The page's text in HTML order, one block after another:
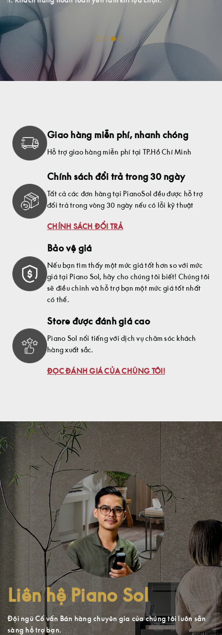
Giao hàng miễn phí, nhanh chóng
Hỗ trợ giao hàng miễn phí tại TP.Hồ Chí Minh
Chính sách đổi trả trong 30 ngày
Tất cả các đơn hàng tại PianoSol đều được hỗ trợ
đổi trả trong vòng 30 ngày nếu có lỗi kỹ thuật
CHÍNH SÁCH ĐỔI TRẢ
Bảo vệ giá
Nếu bạn tìm thấy một mức giá tốt hơn so với mức
giá tại Piano Sol, hãy cho chúng tôi biết! Chúng tôi
sẽ điều chỉnh và hỗ trợ bạn một mức giá tốt nhất
có thể.
Store được đánh giá cao
Piano Sol nổi tiếng với dịch vụ chăm sóc khách
hàng xuất sắc.
ĐỌC ĐÁNH GIÁ CỦA CHÚNG TÔI!
Liên hệ Piano Sol
Đội ngũ Cố vấn Bán hàng chuyên gia của chúng tôi luôn sẵn
sàng hỗ trợ bạn.